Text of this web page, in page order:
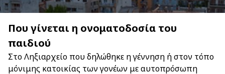
Που γίνεται η ονοματοδοσία του
παιδιού
Στο Ληξιαρχείο που δηλώθηκε η γέννηση ή στον τόπο
μόνιμης κατοικίας των γονέων με αυτοπρόσωπη